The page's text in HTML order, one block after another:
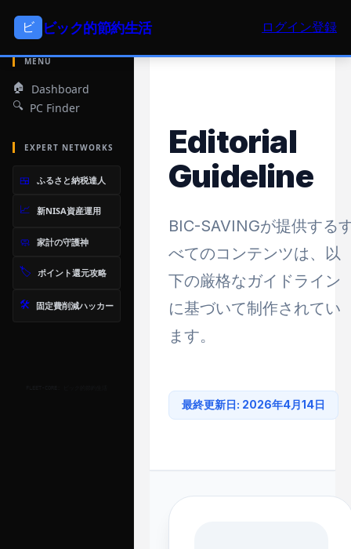
ビ ビック的節約生活 ログイン登録
MENU
🏠 Dashboard
🔍 PC Finder
EXPERT NETWORKS
🍱 ふるさと納税達人
📈 新NISA資産運用
🧼 家計の守護神
🏷️ ポイント還元攻略
🛠️ 固定費削減ハッカー
Editorial
Guideline
BIC-SAVINGが提供する
べてのコンテンツは、以
下の厳格なガイドライン
に基づいて制作されてい
ます。
最終更新日: 2026年4月14日